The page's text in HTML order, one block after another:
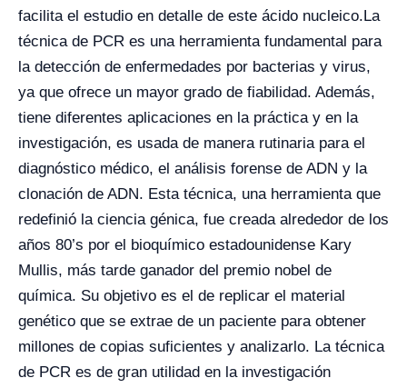
facilita el estudio en detalle de este ácido nucleico.La
técnica de PCR es una herramienta fundamental para
la detección de enfermedades por bacterias y virus,
ya que ofrece un mayor grado de fiabilidad. Además,
tiene diferentes aplicaciones en la práctica y en la
investigación, es usada de manera rutinaria para el
diagnóstico médico, el análisis forense de ADN y la
clonación de ADN. Esta técnica, una herramienta que
redefinió la ciencia génica, fue creada alrededor de los
años 80’s por el bioquímico estadounidense Kary
Mullis, más tarde ganador del premio nobel de
química. Su objetivo es el de replicar el material
genético que se extrae de un paciente para obtener
millones de copias suficientes y analizarlo. La técnica
de PCR es de gran utilidad en la investigación